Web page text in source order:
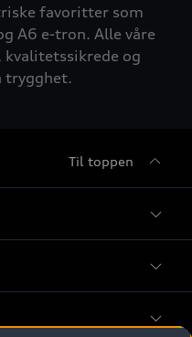
favoritter som
A6 e-tron. Alle våre
og
trygghet.
Til toppen